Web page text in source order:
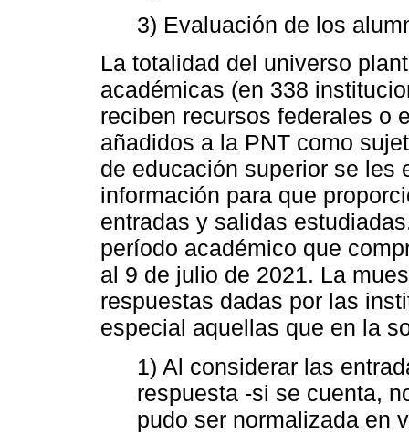
3) Evaluación de los
La totalidad del universo
académicas (en 338
reciben recursos federales o
añadidos a la PNT como
de educación superior se les
información para que
entradas y salidas
período académico que
al 9 de julio de 2021. La
respuestas dadas por las
especial aquellas que en la
1) Al considerar las
respuesta -si se cuenta,
pudo ser normalizada en